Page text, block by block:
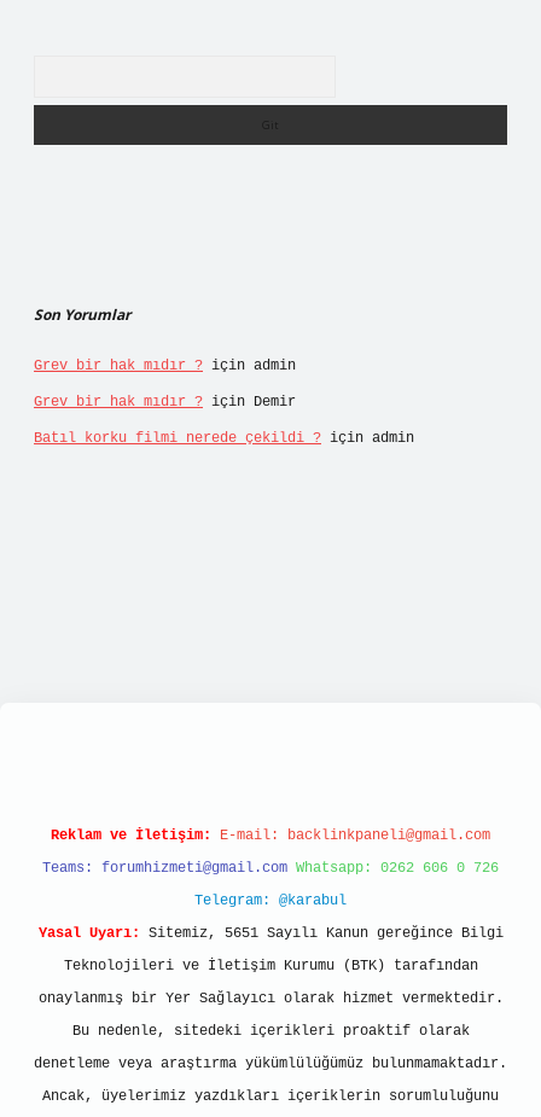
Son Yorumlar
Grev bir hak mıdır ? için admin
Grev bir hak mıdır ? için Demir
Batıl korku filmi nerede çekildi ? için admin
Reklam ve İletişim: E-mail: backlinkpaneli@gmail.com
Teams: forumhizmeti@gmail.com Whatsapp: 0262 606 0 726
Telegram: @karabul
Yasal Uyarı:
Sitemiz, 5651 Sayılı Kanun gereğince Bilgi
Teknolojileri ve İletişim Kurumu (BTK) tarafından
onaylanmış bir Yer Sağlayıcı olarak hizmet vermektedir.
Bu nedenle, sitedeki içerikleri proaktif olarak
denetleme veya araştırma yükümlülüğümüz bulunmamaktadır.
Ancak, üyelerimiz yazdıkları içeriklerin sorumluluğunu